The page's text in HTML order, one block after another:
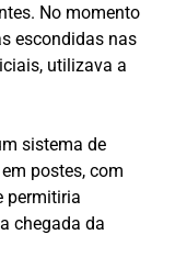
No momento
escondidas nas
utilizava a
sistema de
postes, com
permitiria
chegada da